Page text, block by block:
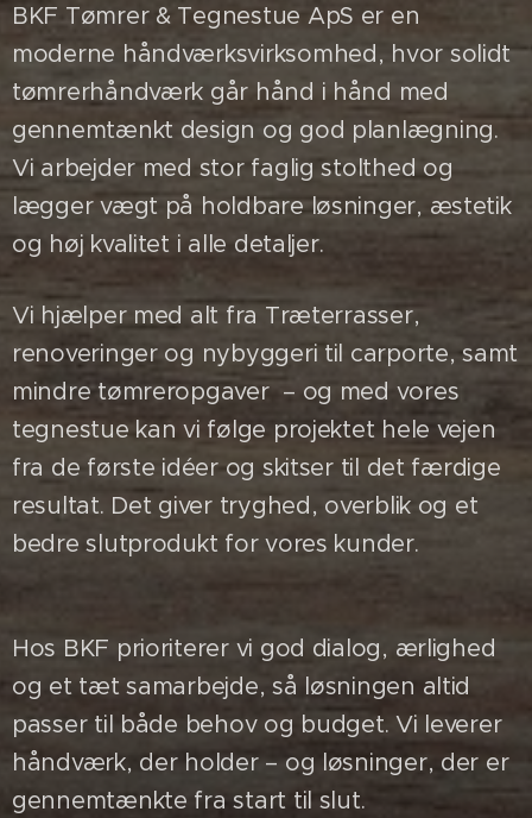
BKF Tømrer & Tegnestue ApS er en
moderne håndværksvirksomhed, hvor solidt
tømrerhåndværk går hånd i hånd med
gennemtænkt design og god planlægning.
Vi arbejder med stor faglig stolthed og
lægger vægt på holdbare løsninger, æstetik
og høj kvalitet i alle detaljer.
Vi hjælper med alt fra Træterrasser,
renoveringer og nybyggeri til carporte, samt
mindre tømreropgaver – og med vores
tegnestue kan vi følge projektet hele vejen
fra de første idéer og skitser til det færdige
resultat. Det giver tryghed, overblik og et
bedre slutprodukt for vores kunder.
Hos BKF prioriterer vi god dialog, ærlighed
og et tæt samarbejde, så løsningen altid
passer til både behov og budget. Vi leverer
håndværk, der holder – og løsninger, der er
gennemtænkte fra start til slut.